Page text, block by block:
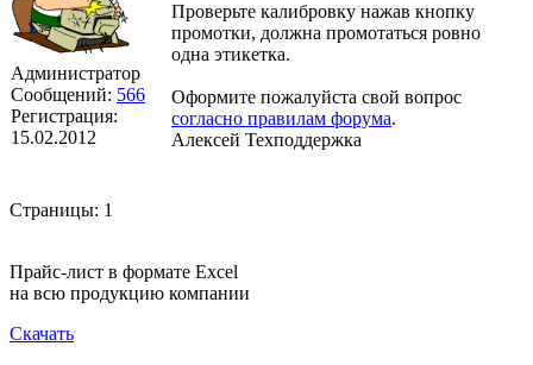
Администратор
Сообщений: 566
Регистрация:
15.02.2012
Проверьте калибровку нажав кнопку
промотки, должна промотаться ровно
одна этикетка.
Оформите пожалуйста свой вопрос
согласно правилам форума.
Алексей Техподдержка
Страницы: 1
Прайс-лист в формате Excel
на всю продукцию компании
Скачать